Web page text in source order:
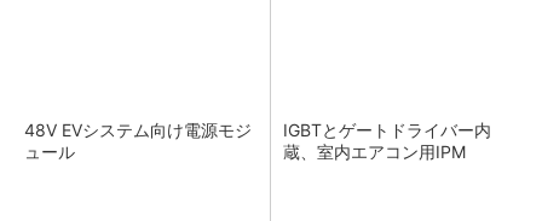
48V EVシステム向け電源モジ
ュール
IGBTとゲートドライバー内
蔵、室内エアコン用IPM